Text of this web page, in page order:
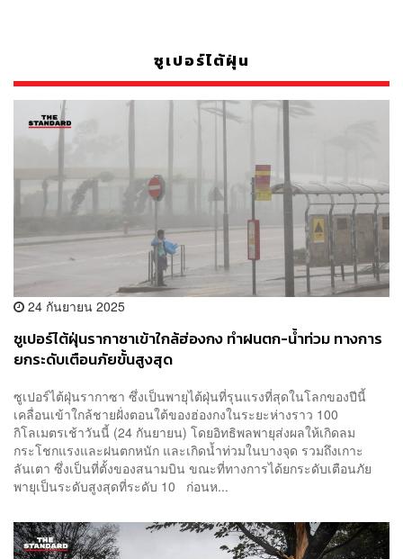
ซูเปอร์ไต้ฝุ่น
24 กันยายน 2025
ซูเปอร์ไต้ฝุ่นรากาซาเข้าใกล้ฮ่องกง ทำฝนตก-น้ำท่วม ทางการ
ยกระดับเตือนภัยขั้นสูงสุด
ซูเปอร์ไต้ฝุ่นรากาซา ซึ่งเป็นพายุไต้ฝุ่นที่รุนแรงที่สุดในโลกของปีนี้
เคลื่อนเข้าใกล้ชายฝั่งตอนใต้ของฮ่องกงในระยะห่างราว 100
กิโลเมตรเช้าวันนี้ (24 กันยายน) โดยอิทธิพลพายุส่งผลให้เกิดลม
กระโชกแรงและฝนตกหนัก และเกิดน้ำท่วมในบางจุด รวมถึงเกาะ
ลันเตา ซึ่งเป็นที่ตั้งของสนามบิน ขณะที่ทางการได้ยกระดับเตือนภัย
พายุเป็นระดับสูงสุดที่ระดับ 10 ก่อนห...